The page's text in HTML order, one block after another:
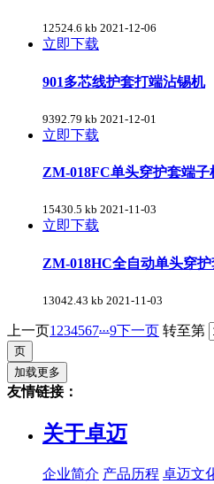
12524.6 kb 2021-12-06
立即下载
901多芯线护套打端沾锡机
9392.79 kb 2021-12-01
立即下载
ZM-018FC单头穿护套端子
15430.5 kb 2021-11-03
立即下载
ZM-018HC全自动单头穿
13042.43 kb 2021-11-03
上一页1 234567...9下一页 转至第
加载更多
友情链接：
关于卓迈
企业简介 产品历程 卓迈文